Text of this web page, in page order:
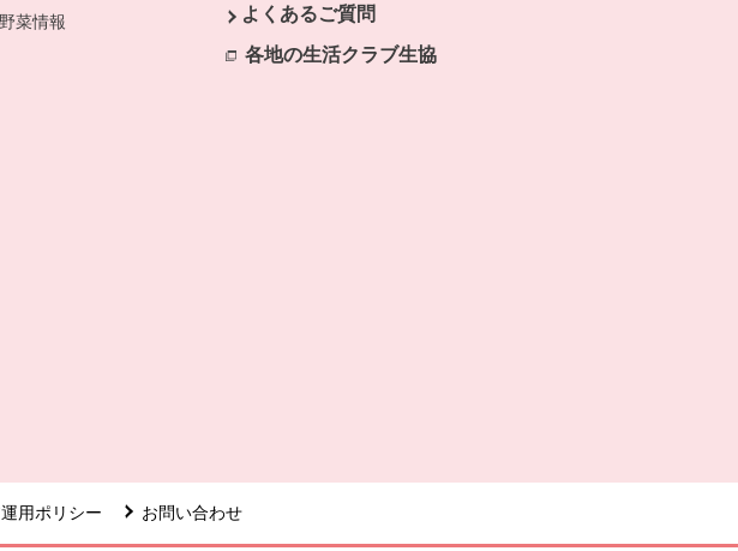
で開きます。
菜情報 別のウィンドウで開きます。よくあるご質問
各地の生活クラブ生協
用ポリシー お問い合わせ